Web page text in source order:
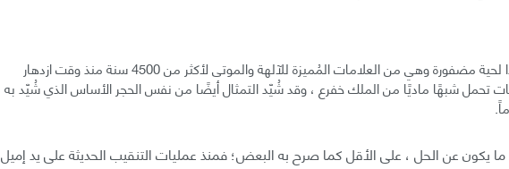
كان أبو الهول مطليًا ومُزينًا ذا لحية مضفورة وهي من العلامات المُميزة للآلهة والموتى لأكثر من 4500 سنة منذ وقت ازدهار
تحمل شبهًا ماديًا من الملك خفرع ، وقد شُيّد التمثال أيضًا من نفس الحجر الأساس الذي شُيّد به
ما يكون عن الحل ، على الأقل كما صرح به البعض؛ فمنذ عمليات التنقيب الحديثة على يد إميل